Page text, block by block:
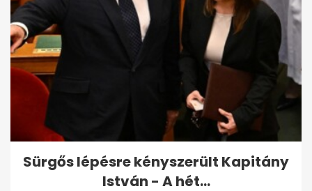
Sürgős lépésre kényszerült Kapitány
István - A hét...